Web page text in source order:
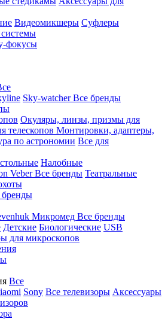
Видеомикшеры Суфлеры
фокусы
Sky-watcherВсе бренды
Окуляры, линзы, призмы для
телескопов Монтировки, адаптеры,
по астрономии Все для
Налобные
VeberВсе бренды Театральные
бренды
Микромед Все бренды
Детские Биологические USB
для микроскопов
Все
Sony Все телевизоры Аксессуары